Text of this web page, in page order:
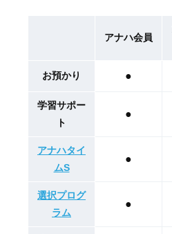
アナハ会員
お預かり ●
学習サポー
ト
●
アナハタイ
ムS
●
選択プログ
ラム
●